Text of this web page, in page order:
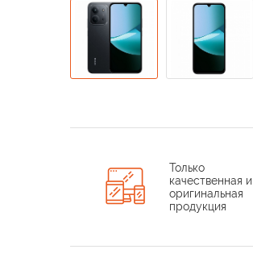
Только
качественная и
оригинальная
продукция